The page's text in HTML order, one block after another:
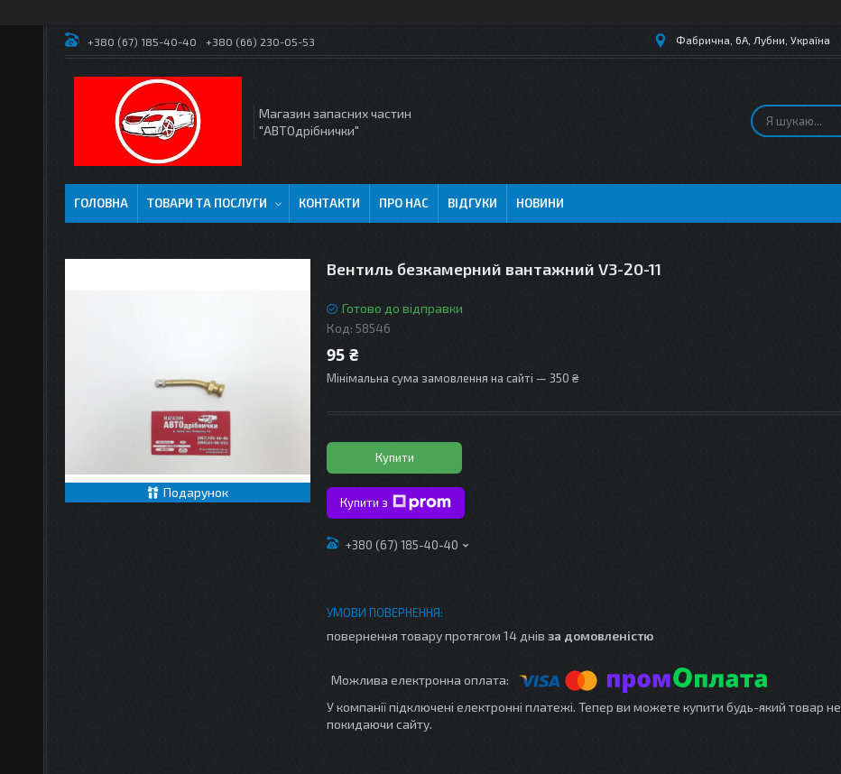
+380 (67) 185-40-40 +380 (66) 230-05-53 Фабрична, 6А, Лубни, Україна
Магазин запасних частин
"АВТОдрібнички"
ГОЛОВНА ТОВАРИ ТА ПОСЛУГИ КОНТАКТИ ПРО НАС ВІДГУКИ НОВИНИ
Подарунок
Вентиль безкамерний вантажний V3-20-11
Готово до відправки
Код: 58546
95 ₴
Мінімальна сума замовлення на сайті — 350 ₴
Купити
Купити з
+380 (67) 185-40-40
повернення товару протягом 14 днів за домовленістю
У компанії підключені електронні платежі. Тепер ви можете купити будь-який товар не
покидаючи сайту.